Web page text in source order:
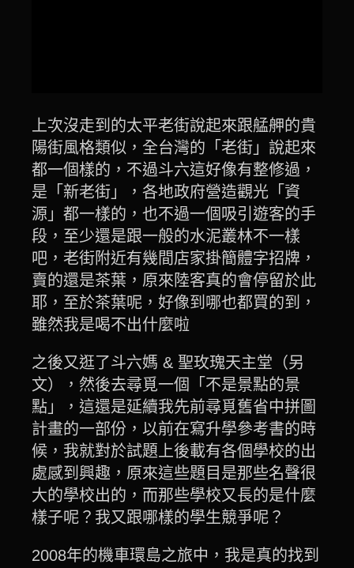
上次沒走到的太平老街說起來跟艋舺的貴
陽街風格類似，全台灣的「老街」說起來
都一個樣的，不過斗六這好像有整修過，
是「新老街」，各地政府營造觀光「資
源」都一樣的，也不過一個吸引遊客的手
段，至少還是跟一般的水泥叢林不一樣
吧，老街附近有幾間店家掛簡體字招牌，
賣的還是茶葉，原來陸客真的會停留於此
耶，至於茶葉呢，好像到哪也都買的到，
雖然我是喝不出什麼啦
之後又逛了斗六媽 & 聖玫瑰天主堂（另
文），然後去尋覓一個「不是景點的景
點」，這還是延續我先前尋覓舊省中拼圖
計畫的一部份，以前在寫升學參考書的時
候，我就對於試題上後載有各個學校的出
處感到興趣，原來這些題目是那些名聲很
大的學校出的，而那些學校又長的是什麼
樣子呢？我又跟哪樣的學生競爭呢？
2008年的機車環島之旅中，我是真的找到